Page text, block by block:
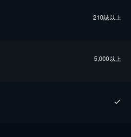
210誌以上
5,000以上